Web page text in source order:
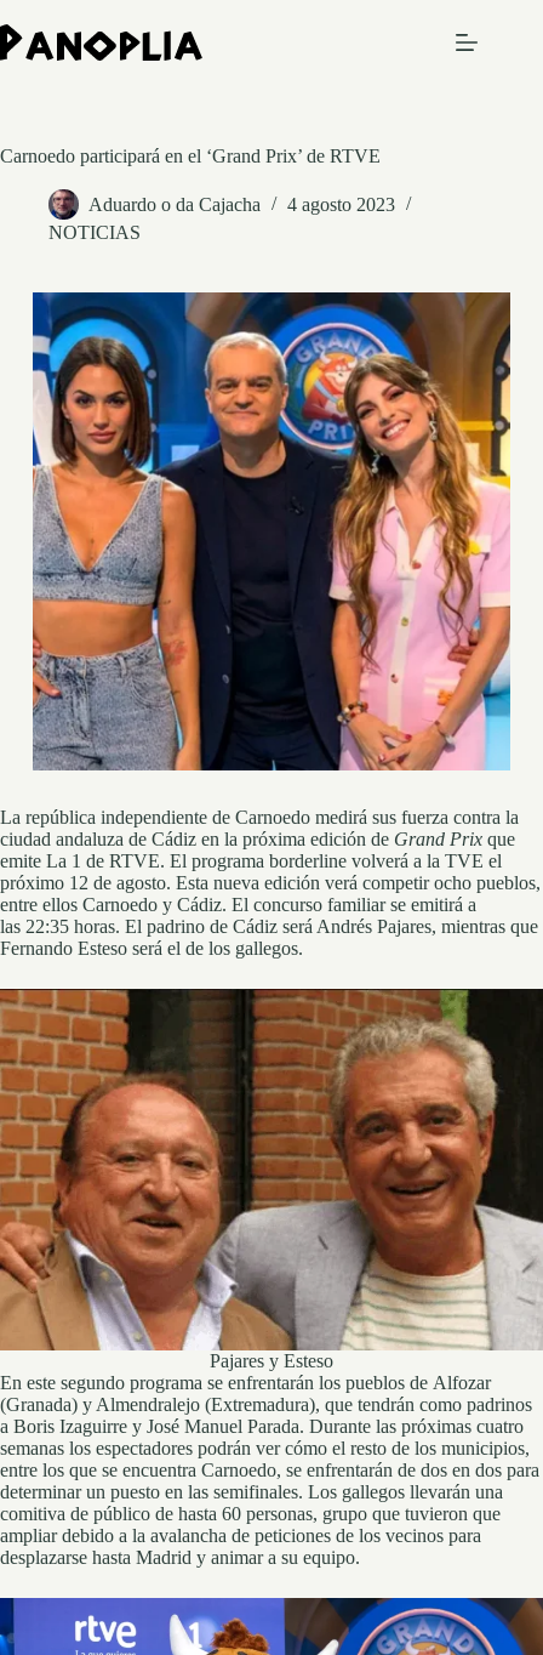
al
contenido
Carnoedo participará en el ‘Grand Prix’ de RTVE
Aduardo o da Cajacha
4 agosto 2023
NOTICIAS
La república independiente de Carnoedo medirá sus fuerza contra la
ciudad andaluza de Cádiz en la próxima edición de Grand Prix que
emite La 1 de RTVE. El programa borderline volverá a la TVE el
próximo 12 de agosto. Esta nueva edición verá competir ocho pueblos,
entre ellos Carnoedo y Cádiz. El concurso familiar se emitirá a
las 22:35 horas. El padrino de Cádiz será Andrés Pajares, mientras que
Fernando Esteso será el de los gallegos.
Pajares y Esteso
En este segundo programa se enfrentarán los pueblos de Alfozar
(Granada) y Almendralejo (Extremadura), que tendrán como padrinos
a Boris Izaguirre y José Manuel Parada. Durante las próximas cuatro
semanas los espectadores podrán ver cómo el resto de los municipios,
entre los que se encuentra Carnoedo, se enfrentarán de dos en dos para
determinar un puesto en las semifinales. Los gallegos llevarán una
comitiva de público de hasta 60 personas, grupo que tuvieron que
ampliar debido a la avalancha de peticiones de los vecinos para
desplazarse hasta Madrid y animar a su equipo.